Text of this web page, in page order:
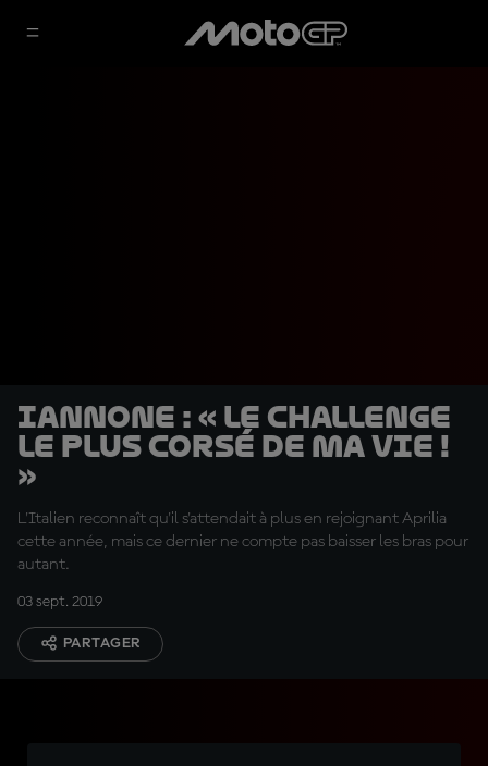
Iannone : « Le challenge
le plus corsé de ma vie !
»
L'Italien reconnaît qu'il s'attendait à plus en rejoignant Aprilia
cette année, mais ce dernier ne compte pas baisser les bras pour
autant.
03 sept. 2019
PARTAGER